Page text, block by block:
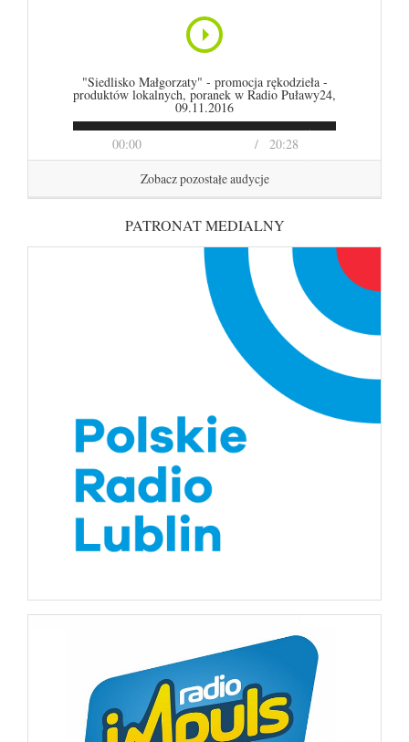
00:00 20:28
"Siedlisko Małgorzaty" - promocja rękodzieła -
produktów lokalnych, poranek w Radio Puławy24,
09.11.2016
Zobacz pozostałe audycje
PATRONAT MEDIALNY